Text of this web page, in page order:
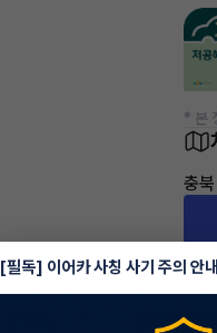
* 본
충
[필독] 이어카 사칭 사기 주의 안내